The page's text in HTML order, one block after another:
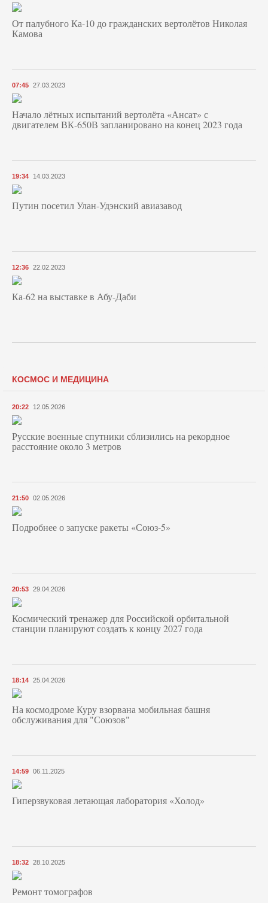
От палубного Ка-10 до гражданских вертолётов Николая
Камова
07:45 27.03.2023
Начало лётных испытаний вертолёта «Ансат» с
двигателем ВК-650В запланировано на конец 2023 года
19:34 14.03.2023
Путин посетил Улан-Удэнский авиазавод
12:36 22.02.2023
Ка-62 на выставке в Абу-Даби
КОСМОС И МЕДИЦИНА
20:22 12.05.2026
Русские военные спутники сблизились на рекордное
расстояние около 3 метров
21:50 02.05.2026
Подробнее о запуске ракеты «Союз‑5»
20:53 29.04.2026
Космический тренажер для Российской орбитальной
станции планируют создать к концу 2027 года
18:14 25.04.2026
На космодроме Куру взорвана мобильная башня
обслуживания для "Союзов"
14:59 06.11.2025
Гиперзвуковая летающая лаборатория «Холод»
18:32 28.10.2025
Ремонт томографов